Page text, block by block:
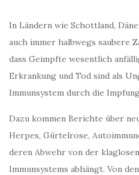
In Ländern wie Schottland,
auch immer halbwegs saubere
dass Geimpfte wesentlich
Erkrankung und Tod sind als
Immunsystem durch die
Dazu kommen Berichte über
Herpes, Gürtelrose,
deren Abwehr von der
Immunsystems abhängt. Von